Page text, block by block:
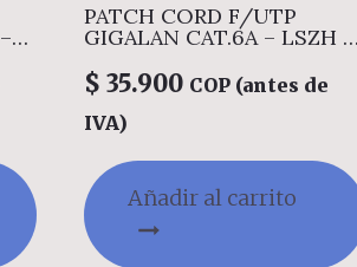
PATCH CORD F/UTP
GIGALAN CAT.6A – LSZH –
$ 35.900 COP (antes de
IVA)
Añadir al carrito